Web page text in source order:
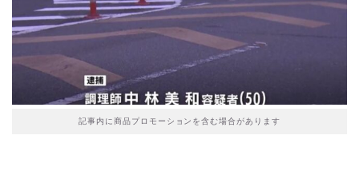
記事内に商品プロモーションを含む場合があります